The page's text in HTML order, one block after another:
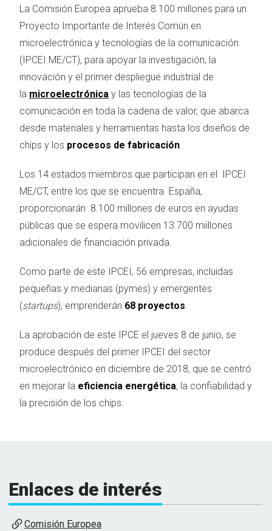
La Comisión Europea aprueba 8.100 millones para un
Proyecto Importante de Interés Común en
microelectrónica y tecnologías de la comunicación
(IPCEI ME/CT), para apoyar la investigación, la
innovación y el primer despliegue industrial de
la microelectrónica y las tecnologías de la
comunicación en toda la cadena de valor, que abarca
desde materiales y herramientas hasta los diseños de
chips y los procesos de fabricación.
Los 14 estados miembros que participan en el
IPCEI
ME/CT, entre los que se encuentra España,
proporcionarán 8.100 millones de euros en ayudas
públicas que se espera movilicen 13.700 miillones
adicionales de financiación privada.
Como parte de este IPCEI, 56 empresas, incluidas
pequeñas y medianas (pymes) y emergentes
(startups), emprenderán 68 proyectos.
La aprobación de este IPCE el jueves 8 de junio, se
produce después del primer IPCEI del sector
microelectrónico en diciembre de 2018, que se centró
en mejorar la eficiencia energética, la confiabilidad y
la precisión de los chips.
Enlaces de interés
Comisión Europea